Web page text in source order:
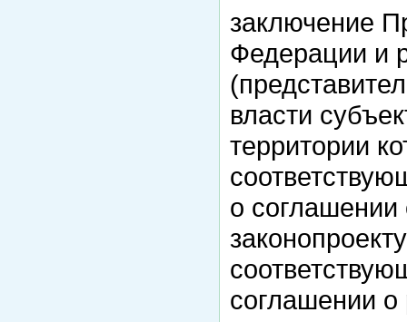
заключение
Федерации и
власти
территории
о соглашении
соглашении о